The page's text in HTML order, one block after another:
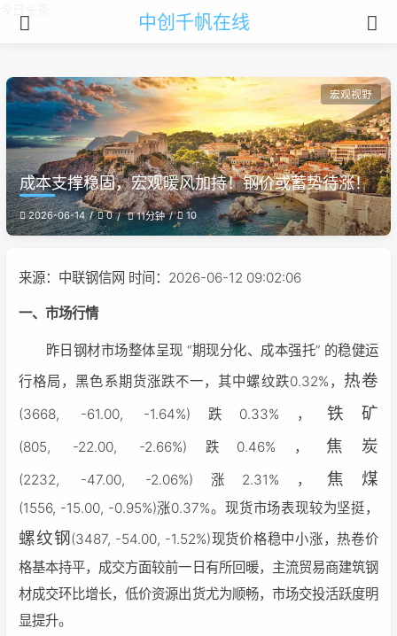
中创千帆在线
宏观视野
成本支撑稳固，宏观暖风加持！钢价或蓄势待涨！
2026-06-14 0 11分钟 10
来源：中联钢信网 时间：2026-06-12 09:02:06
一、市场行情
昨日钢材市场整体呈现 “期现分化、成本强托” 的稳健运
行格局，黑色系期货涨跌不一，其中螺纹跌0.32%， 热卷
(3668, -61.00, -1.64%)跌0.33%，铁矿
(805, -22.00, -2.66%)跌0.46%，焦炭
(2232, -47.00, -2.06%)涨2.31%，焦煤
(1556, -15.00, -0.95%)涨0.37%。现货市场表现较为坚挺，
螺纹钢 (3487, -54.00, -1.52%)现货价格稳中小涨，热卷价
格基本持平，成交方面较前一日有所回暖，主流贸易商建筑钢
材成交环比增长，低价资源出货尤为顺畅，市场交投活跃度明
显提升。